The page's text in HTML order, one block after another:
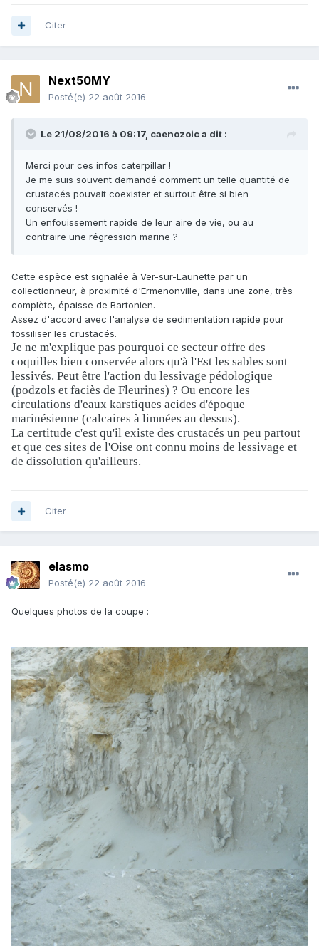
Apres une tempête sur une plage de Koh Chang( l'ile
éléphant.)
La mer avait attaqué le sable et les boue au pieds de la
végétation mettant a nue les racines des palmiers et des
palétuviers les remplissage de terriers formé des reliefs et
les reste de crabes étaient innombrable,,, la même a
autour de moi pendent des heures.
Citer
Next50MY
Posté(e) 22 août 2016
Le 21/08/2016 à 09:17, caenozoica dit :
Merci pour ces infos caterpillar !
Je me suis souvent demandé comment un telle quantité de
crustacés pouvait coexister et surtout être si bien
conservés !
Un enfouissement rapide de leur aire de vie, ou au
contraire une régression marine ?
Cette espèce est signalée à Ver-sur-Launette par un
collectionneur, à proximité d'Ermenonville, dans une zone, très
complète, épaisse de Bartonien.
Assez d'accord avec l'analyse de sedimentation rapide pour
fossiliser les crustacés.
Je ne m'explique pas pourquoi ce secteur offre des
coquilles bien conservée alors qu'à l'Est les sables sont
lessivés. Peut être l'action du lessivage pédologique
(podzols et faciès de Fleurines) ? Ou encore les
circulations d'eaux karstiques acides d'époque
marinésienne (calcaires à limnées au dessus).
La certitude c'est qu'il existe des crustacés un peu partout
et que ces sites de l'Oise ont connu moins de lessivage et
de dissolution qu'ailleurs.
Citer
elasmo
Posté(e) 22 août 2016
Quelques photos de la coupe :